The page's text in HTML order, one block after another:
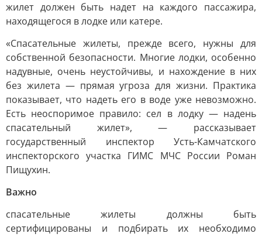
жилет должен быть надет на каждого пассажира,
находящегося в лодке или катере.
«Спасательные жилеты, прежде всего, нужны для
собственной безопасности. Многие лодки, особенно
надувные, очень неустойчивы, и нахождение в них
без жилета — прямая угроза для жизни. Практика
показывает, что надеть его в воде уже невозможно.
Есть неоспоримое правило: сел в лодку — надень
спасательный жилет», — рассказывает
государственный инспектор Усть-Камчатского
инспекторского участка ГИМС МЧС России Роман
Пищухин.
Важно
спасательные жилеты должны быть
сертифицированы и подбирать их необходимо